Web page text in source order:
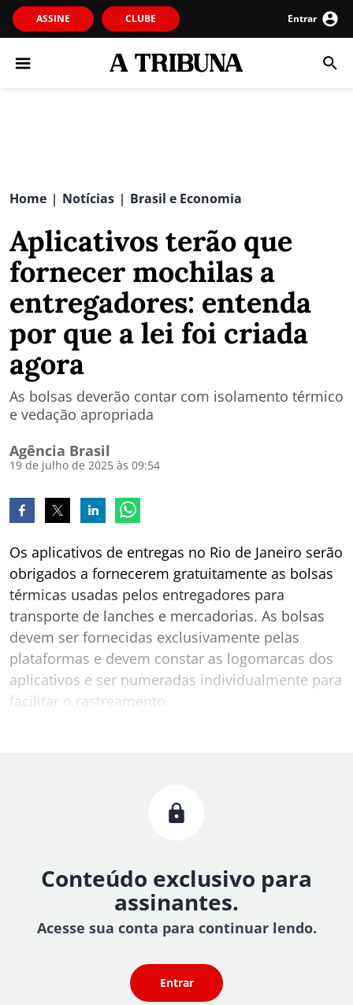
ASSINE CLUBE Entrar
Home | Notícias | Brasil e Economia
Aplicativos terão que
fornecer mochilas a
entregadores: entenda
por que a lei foi criada
agora
As bolsas deverão contar com isolamento térmico
e vedação apropriada
Agência Brasil
19 de julho de 2025 às 09:54
Os aplicativos de entregas no Rio de Janeiro serão
obrigados a fornecerem gratuitamente as bolsas
térmicas usadas pelos entregadores para
transporte de lanches e mercadorias. As bolsas
devem ser fornecidas exclusivamente pelas
plataformas e devem constar as logomarcas dos
aplicativos e ser numeradas individualmente para
facilitar o rastreamento.
Conteúdo exclusivo para
assinantes.
Acesse sua conta para continuar lendo.
Entrar